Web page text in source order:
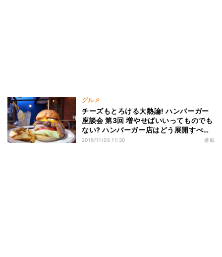
グルメ
チーズもとろける大熱論! ハンバーガー
座談会 第3回 増やせばいいってものでも
ない? ハンバーガー店はどう展開すべき
か
2019/11/05 11:30 連載